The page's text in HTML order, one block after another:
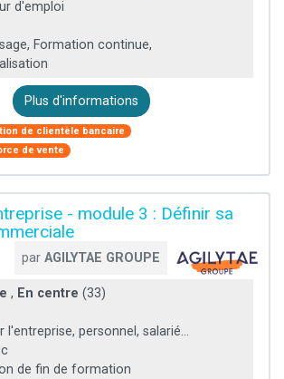
d'emploi
Formation continue,
Plus d'informations
de clientèle bancaire
de vente
- module 3 : Définir sa
par AGILYTAE GROUPE
, En centre (33)
l'entreprise, personnel, salarié...
de fin de formation